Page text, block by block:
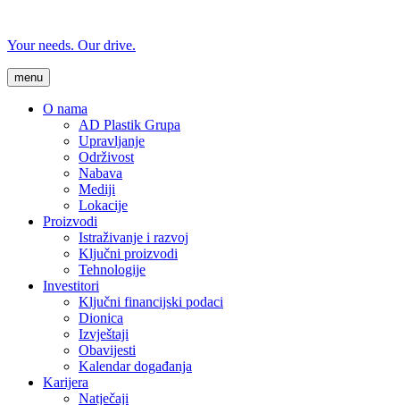
Your needs. Our drive.
menu
O nama
AD Plastik Grupa
Upravljanje
Održivost
Nabava
Mediji
Lokacije
Proizvodi
Istraživanje i razvoj
Ključni proizvodi
Tehnologije
Investitori
Ključni financijski podaci
Dionica
Izvještaji
Obavijesti
Kalendar događanja
Karijera
Natječaji